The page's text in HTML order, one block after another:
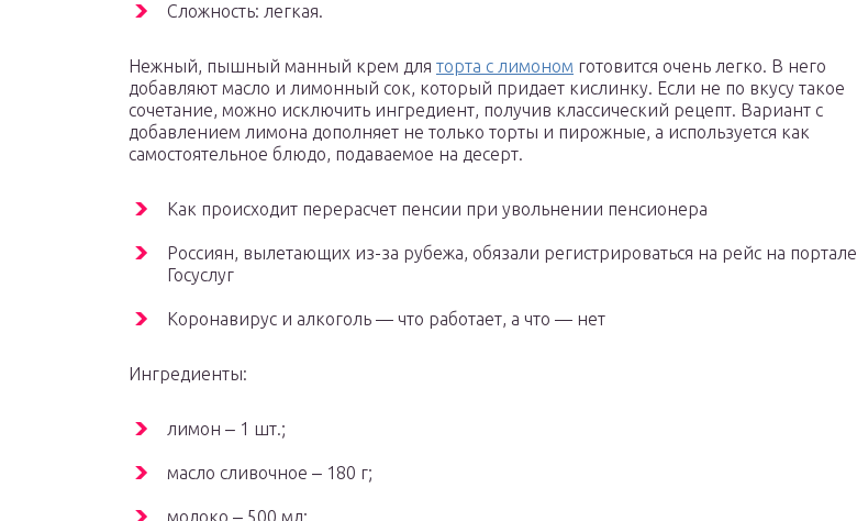
Сложность: легкая.
Нежный, пышный манный крем для торта с лимоном готовится очень легко. В него
добавляют масло и лимонный сок, который придает кислинку. Если не по вкусу такое
сочетание, можно исключить ингредиент, получив классический рецепт. Вариант с
добавлением лимона дополняет не только торты и пирожные, а используется как
самостоятельное блюдо, подаваемое на десерт.
Как происходит перерасчет пенсии при увольнении пенсионера
Россиян, вылетающих из-за рубежа, обязали регистрироваться на рейс на портале
Госуслуг
Коронавирус и алкоголь — что работает, а что — нет
Ингредиенты:
лимон ‒ 1 шт.;
масло сливочное ‒ 180 г;
молоко ‒ 500 мл;